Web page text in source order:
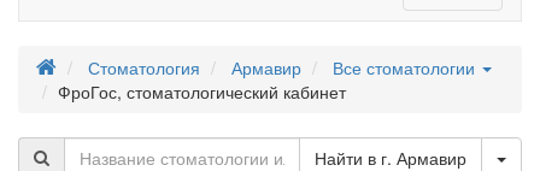
Стоматология Армавир
Все стоматологии
ФроГос, стоматологический кабинет
Найти в г. Армавир